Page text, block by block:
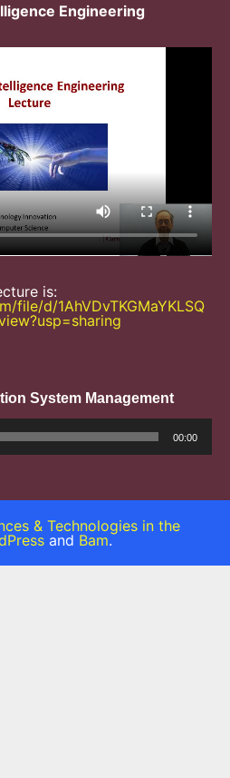
Engineering
is:
file/d/1AhVDvTKGMaYKLSQ
System Management
00:00
& Technologies in the
and Bam.